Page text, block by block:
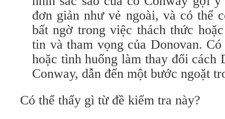
đơn giản như vẻ ngoài, và có thể
bất ngờ trong việc thách thức
tin và tham vọng của Donovan.
hoặc tình huống làm thay đổi cách
Conway, dẫn đến một bước ngoặt
Có thể thấy gì từ đề kiểm tra này?